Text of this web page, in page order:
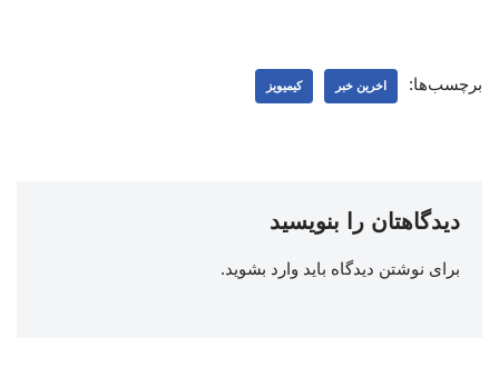
برچسب‌ها: اخرین خبر کیمیویز
دیدگاهتان را بنویسید
برای نوشتن دیدگاه باید وارد بشوید.